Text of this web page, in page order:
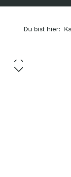
Du bist hier:
Bildergalerie